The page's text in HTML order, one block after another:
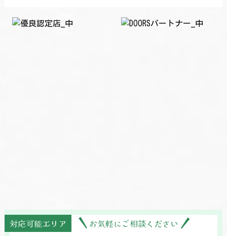
対応可能エリア
お気軽にご相談ください